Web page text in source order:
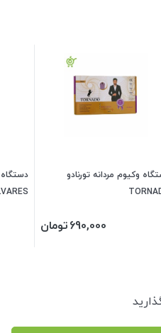
وکیوم مردانه تورنادو
690,000تومان